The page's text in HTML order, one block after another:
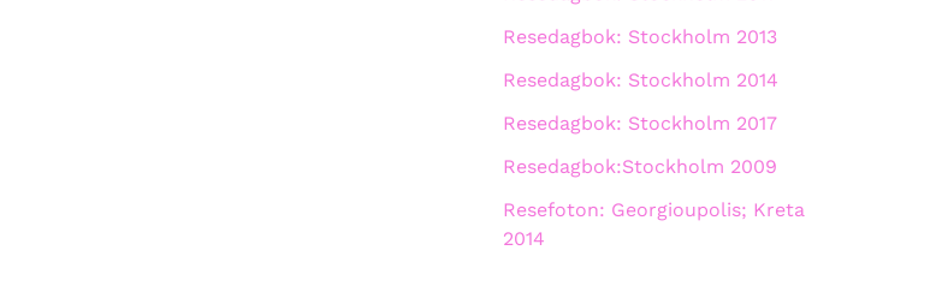
Resedagbok: Stockholm 2013
Resedagbok: Stockholm 2014
Resedagbok: Stockholm 2017
Resedagbok:Stockholm 2009
Resefoton: Georgioupolis; Kreta
2014